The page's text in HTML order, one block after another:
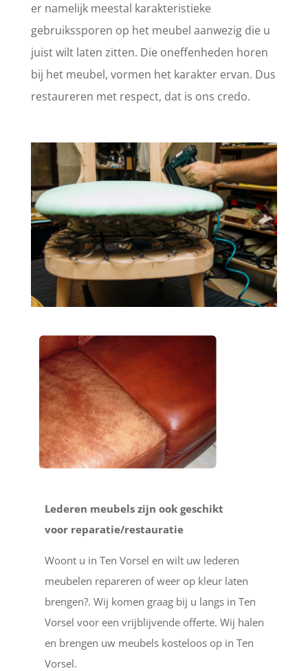
er namelijk meestal karakteristieke
gebruikssporen op het meubel aanwezig die u
juist wilt laten zitten. Die oneffenheden horen
bij het meubel, vormen het karakter ervan. Dus
restaureren met respect, dat is ons credo.
Lederen meubels zijn ook geschikt
voor reparatie/restauratie
Woont u in Ten Vorsel en wilt uw lederen
meubelen repareren of weer op kleur laten
brengen?. Wij komen graag bij u langs in Ten
Vorsel voor een vrijblijvende offerte. Wij halen
en brengen uw meubels kosteloos op in Ten
Vorsel.